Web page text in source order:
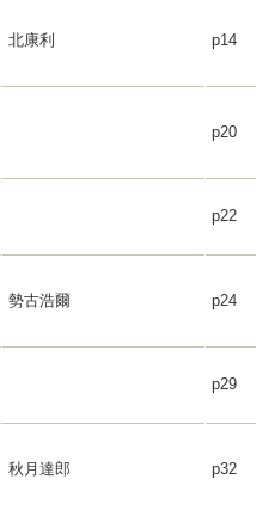
北康利 p14
p20
p22
勢古浩爾 p24
p29
秋月達郎 p32